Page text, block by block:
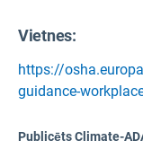
Vietnes:
https://
guidance-
Publicēts Climate-